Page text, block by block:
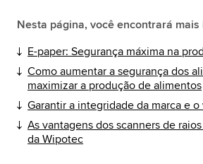
Nesta página, você encontrará
E-paper: Segurança máxima na
Como aumentar a segurança dos
maximizar a produção de alimentos
Garantir a integridade da marca e
As vantagens dos scanners de
da Wipotec